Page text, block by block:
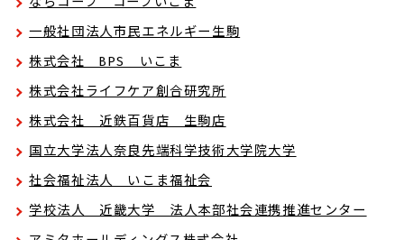
一般社団法人市民エネルギー生駒
株式会社 BPS いこま
株式会社ライフケア創合研究所
株式会社 近鉄百貨店 生駒店
国立大学法人奈良先端科学技術大学院大学
社会福祉法人 いこま福祉会
学校法人 近畿大学 法人本部社会連携推進センター